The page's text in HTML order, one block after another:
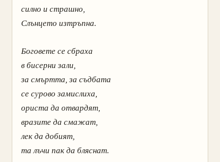
силно и страшно,
Слънцето изтръпна.
Боговете се сбраха
в бисерни зали,
за смъртта, за съдбата
се сурово замислиха,
ориста да отвардят,
вразите да смажат,
лек да добият,
та лъчи пак да бляснат.